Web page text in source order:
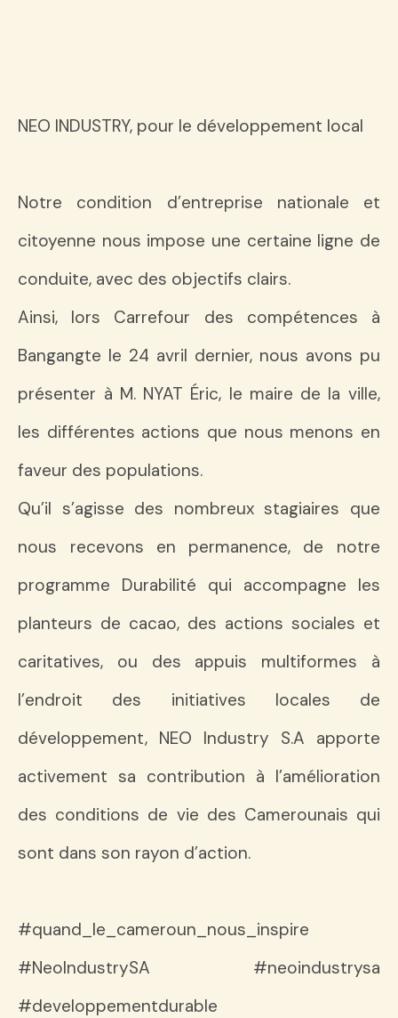
NEO INDUSTRY, pour le développement local
Notre condition d’entreprise nationale et
citoyenne nous impose une certaine ligne de
conduite, avec des objectifs clairs.
Ainsi, lors Carrefour des compétences à
Bangangte le 24 avril dernier, nous avons pu
présenter à M. NYAT Éric, le maire de la ville,
les différentes actions que nous menons en
faveur des populations.
Qu’il s’agisse des nombreux stagiaires que
nous recevons en permanence, de notre
programme Durabilité qui accompagne les
planteurs de cacao, des actions sociales et
caritatives, ou des appuis multiformes à
l’endroit des initiatives locales de
développement, NEO Industry S.A apporte
activement sa contribution à l’amélioration
des conditions de vie des Camerounais qui
sont dans son rayon d’action.
#quand_le_cameroun_nous_inspire
#NeoIndustrySA #neoindustrysa
#developpementdurable